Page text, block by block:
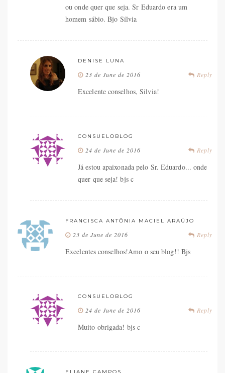
ou onde quer que seja. Sr Eduardo era um
homem sábio. Bjo Sílvia
DENISE LUNA
Reply
23 de June de 2016
Excelente conselhos, Silvia!
CONSUELOBLOG
Reply
24 de June de 2016
Já estou apaixonada pelo Sr. Eduardo... onde
quer que seja! bjs c
FRANCISCA ANTÔNIA MACIEL ARAÚJO
Reply
23 de June de 2016
Excelentes conselhos!Amo o seu blog!! Bjs
CONSUELOBLOG
Reply
24 de June de 2016
Muito obrigada! bjs c
ELIANE CAMPOS